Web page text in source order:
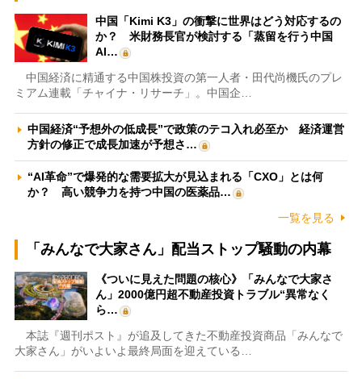
中国「Kimi K3」の衝撃に世界はどう対応するの
か？ 米財務長官が検討する「蒸留を行う中国
AI…
中国経済に精通する中国株投資の第一人者・田代尚機氏のプレ
ミアム連載「チャイナ・リサーチ」。中国企…
中国経済“予想外の低成長”で政策のテコ入れ必至か 経済運営
方針の修正で成長加速が予想さ…
“AI革命”で爆発的な需要拡大が見込まれる「CXO」とは何
か？ 高い競争力を持つ中国の医薬品…
一覧を見る
「みんなで大家さん」配当ストップ騒動の内幕
《ついに見えた問題の核心》「みんなで大家さ
ん」2000億円超不動産投資トラブル“異常なく
ら…
本誌『週刊ポスト』が追及してきた不動産投資商品「みんなで
大家さん」がいよいよ最終局面を迎えている…